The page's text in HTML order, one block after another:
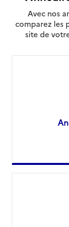
Avec nos
comparez les
site de